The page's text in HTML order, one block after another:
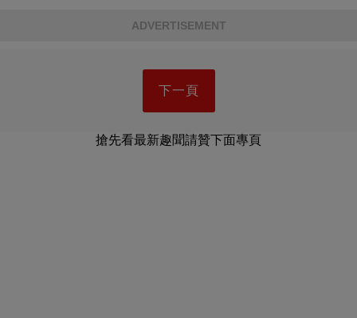
ADVERTISEMENT
下一頁
搶先看最新趣聞請贊下面專頁